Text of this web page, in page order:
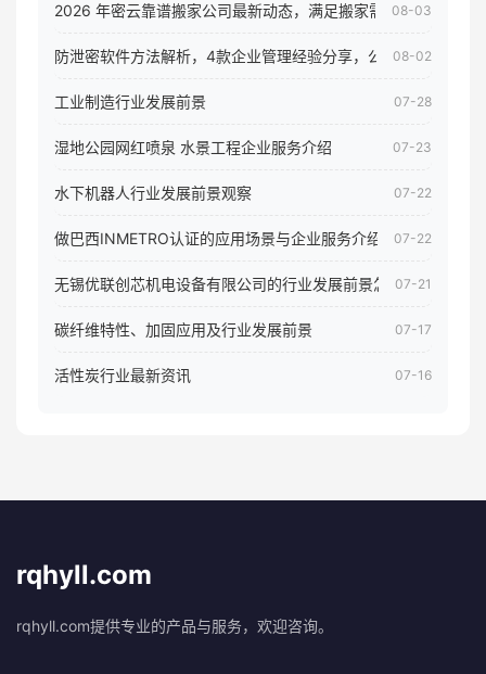
2026 年密云靠谱搬家公司最新动态，满足搬家需求！08-03
防泄密软件方法解析，4款企业管理经验分享，公司员工电脑核
08-02
工业制造行业发展前景 07-28
湿地公园网红喷泉 水景工程企业服务介绍 07-23
水下机器人行业发展前景观察 07-22
做巴西INMETRO认证的应用场景与企业服务介绍 07-22
无锡优联创芯机电设备有限公司的行业发展前景怎样07-21
碳纤维特性、加固应用及行业发展前景 07-17
活性炭行业最新资讯 07-16
rqhyll.com
rqhyll.com提供专业的产品与服务，欢迎咨询。